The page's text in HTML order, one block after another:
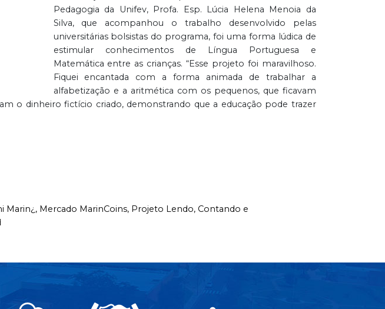
Pedagogia da Unifev, Profa. Esp. Lúcia Helena Menoia da
Silva, que acompanhou o trabalho desenvolvido pelas
universitárias bolsistas do programa, foi uma forma lúdica de
estimular conhecimentos de Língua Portuguesa e
Matemática entre as crianças. “Esse projeto foi maravilhoso.
Fiquei encantada com a forma animada de trabalhar a
alfabetização e a aritmética com os pequenos, que ficavam
o dinheiro fictício criado, demonstrando que a educação pode trazer
Marin¿, Mercado MarinCoins, Projeto Lendo, Contando e